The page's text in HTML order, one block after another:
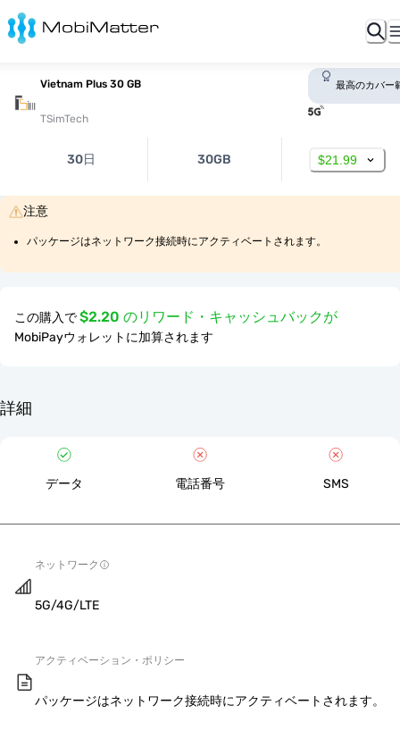
Vietnam Plus 30 GB
TSimTech
最高のカバー
30日 30GB $21.99
注意
パッケージはネットワーク接続時にアクティベートされます。
この購入で$2.20 のリワード・キャッシュバックが
MobiPayウォレットに加算されます
詳細
データ 電話番号 SMS
ネットワーク
5G/4G/LTE
アクティベーション・ポリシー
パッケージはネットワーク接続時にアクティベートされます。